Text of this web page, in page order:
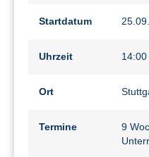
Startdatum
Uhrzeit
Ort
Termine
9